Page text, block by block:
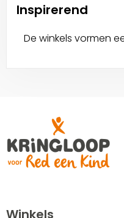
Inspirerend
De winkels vormen
Winkels